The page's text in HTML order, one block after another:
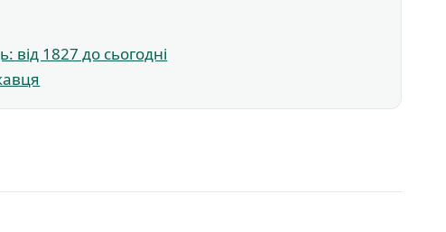
від 1827 до сьогодні